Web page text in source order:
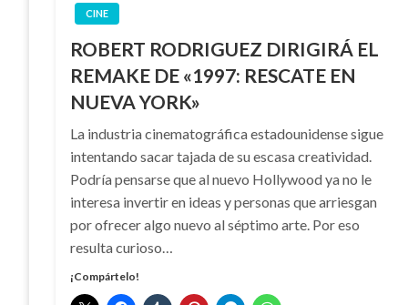
CINE
ROBERT RODRIGUEZ DIRIGIRÁ EL
REMAKE DE «1997: RESCATE EN
NUEVA YORK»
La industria cinematográfica estadounidense sigue
intentando sacar tajada de su escasa creatividad.
Podría pensarse que al nuevo Hollywood ya no le
interesa invertir en ideas y personas que arriesgan
por ofrecer algo nuevo al séptimo arte. Por eso
resulta curioso…
¡Compártelo!